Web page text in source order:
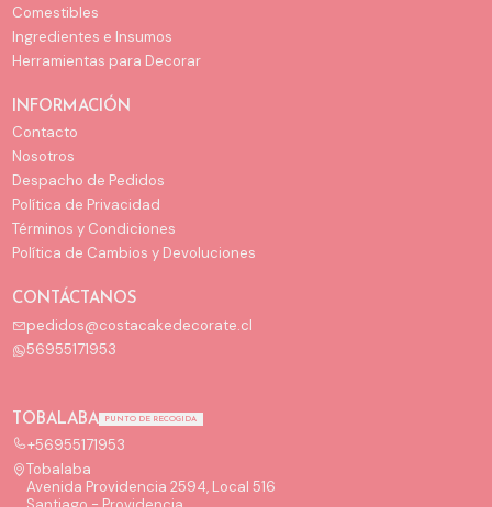
Comestibles
Ingredientes e Insumos
Herramientas para Decorar
INFORMACIÓN
Contacto
Nosotros
Despacho de Pedidos
Política de Privacidad
Términos y Condiciones
Política de Cambios y Devoluciones
CONTÁCTANOS
pedidos@costacakedecorate.cl
56955171953
TOBALABA PUNTO DE RECOGIDA
+56955171953
Tobalaba
Avenida Providencia 2594, Local 516